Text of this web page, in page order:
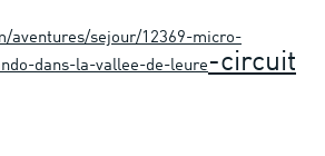
aventures/sejour/12369-micro-
dans-la-vallee-de-leure -circuit